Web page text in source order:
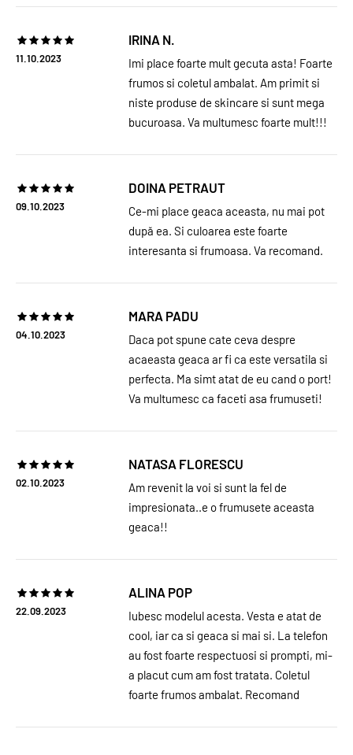
11.10.2023
IRINA N.
Imi place foarte mult gecuta asta! Foarte
frumos si coletul ambalat. Am primit si
niste produse de skincare si sunt mega
bucuroasa. Va multumesc foarte mult!!!
09.10.2023
DOINA PETRAUT
Ce-mi place geaca aceasta, nu mai pot
după ea. Si culoarea este foarte
interesanta si frumoasa. Va recomand.
04.10.2023
MARA PADU
Daca pot spune cate ceva despre
acaeasta geaca ar fi ca este versatila si
perfecta. Ma simt atat de eu cand o port!
Va multumesc ca faceti asa frumuseti!
02.10.2023
NATASA FLORESCU
Am revenit la voi si sunt la fel de
impresionata..e o frumusete aceasta
geaca!!
22.09.2023
ALINA POP
Iubesc modelul acesta. Vesta e atat de
cool, iar ca si geaca si mai si. La telefon
au fost foarte respectuosi si prompti, mi-
a placut cum am fost tratata. Coletul
foarte frumos ambalat. Recomand